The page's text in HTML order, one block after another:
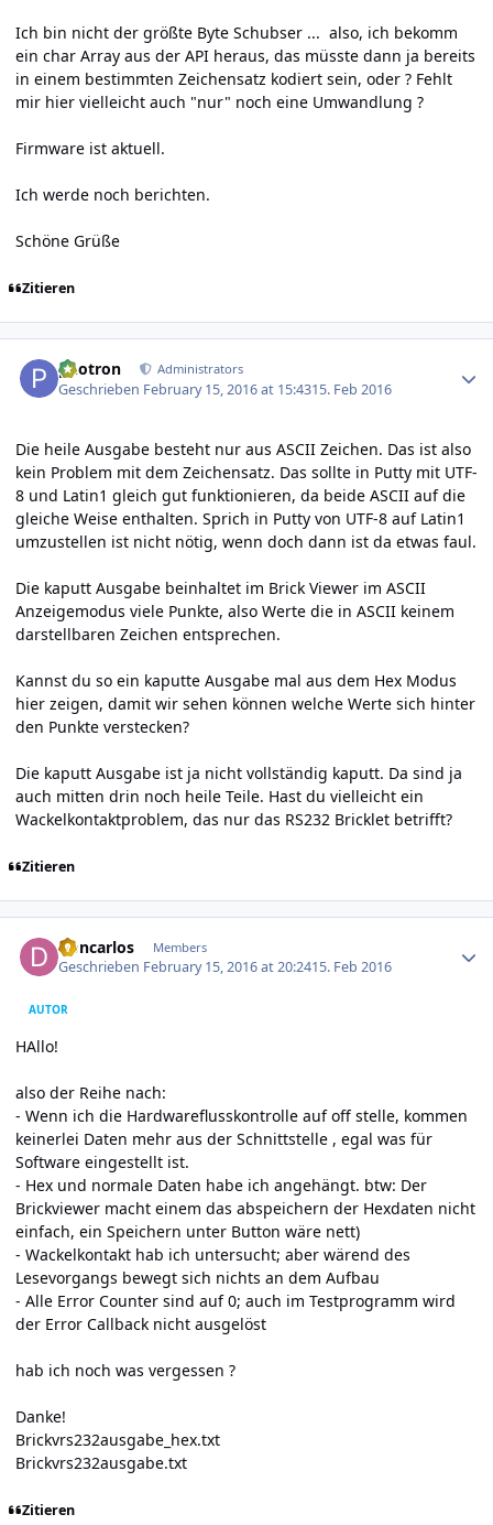
Ich bin nicht der größte Byte Schubser ... also, ich bekomm
ein char Array aus der API heraus, das müsste dann ja bereits
in einem bestimmten Zeichensatz kodiert sein, oder ? Fehlt
mir hier vielleicht auch "nur" noch eine Umwandlung ?
Firmware ist aktuell.
Ich werde noch berichten.
Schöne Grüße
Zitieren
photron Administrators
Geschrieben February 15, 2016 at 15:4315. Feb 2016
Die heile Ausgabe besteht nur aus ASCII Zeichen. Das ist also
kein Problem mit dem Zeichensatz. Das sollte in Putty mit UTF-
8 und Latin1 gleich gut funktionieren, da beide ASCII auf die
gleiche Weise enthalten. Sprich in Putty von UTF-8 auf Latin1
umzustellen ist nicht nötig, wenn doch dann ist da etwas faul.
Die kaputt Ausgabe beinhaltet im Brick Viewer im ASCII
Anzeigemodus viele Punkte, also Werte die in ASCII keinem
darstellbaren Zeichen entsprechen.
Kannst du so ein kaputte Ausgabe mal aus dem Hex Modus
hier zeigen, damit wir sehen können welche Werte sich hinter
den Punkte verstecken?
Die kaputt Ausgabe ist ja nicht vollständig kaputt. Da sind ja
auch mitten drin noch heile Teile. Hast du vielleicht ein
Wackelkontaktproblem, das nur das RS232 Bricklet betrifft?
Zitieren
Doncarlos Members
Geschrieben February 15, 2016 at 20:2415. Feb 2016
AUTOR
HAllo!
also der Reihe nach:
- Wenn ich die Hardwareflusskontrolle auf off stelle, kommen
keinerlei Daten mehr aus der Schnittstelle , egal was für
Software eingestellt ist.
- Hex und normale Daten habe ich angehängt. btw: Der
Brickviewer macht einem das abspeichern der Hexdaten nicht
einfach, ein Speichern unter Button wäre nett)
- Wackelkontakt hab ich untersucht; aber wärend des
Lesevorgangs bewegt sich nichts an dem Aufbau
- Alle Error Counter sind auf 0; auch im Testprogramm wird
der Error Callback nicht ausgelöst
hab ich noch was vergessen ?
Danke!
Brickvrs232ausgabe_hex.txt
Brickvrs232ausgabe.txt
Zitieren